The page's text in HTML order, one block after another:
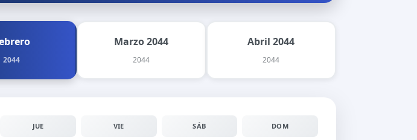
2044
Marzo 2044
2044
Abril 2044
2044
JUE VIE SÁB DOM